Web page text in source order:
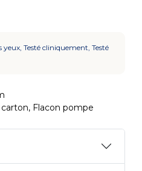
Testé cliniquement, Testé
Flacon pompe